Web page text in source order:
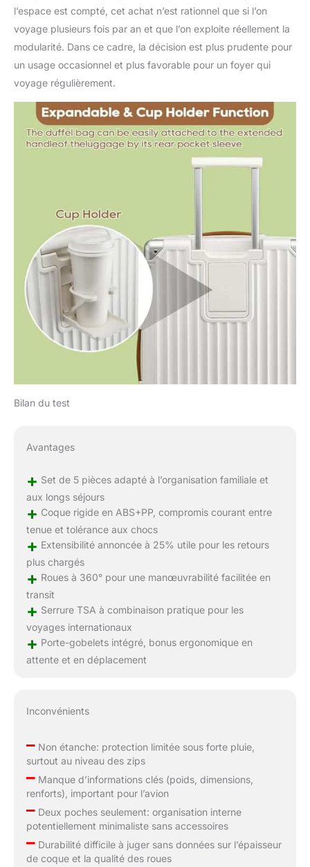
l’espace est compté, cet achat n’est rationnel que si l’on
voyage plusieurs fois par an et que l’on exploite réellement la
modularité. Dans ce cadre, la décision est plus prudente pour
un usage occasionnel et plus favorable pour un foyer qui
voyage régulièrement.
Bilan du test
Avantages
+ Set de 5 pièces adapté à l’organisation familiale et
aux longs séjours
+ Coque rigide en ABS+PP, compromis courant entre
tenue et tolérance aux chocs
+ Extensibilité annoncée à 25% utile pour les retours
plus chargés
+ Roues à 360° pour une manœuvrabilité facilitée en
transit
+ Serrure TSA à combinaison pratique pour les
voyages internationaux
+ Porte-gobelets intégré, bonus ergonomique en
attente et en déplacement
Inconvénients
–Non étanche: protection limitée sous forte pluie,
surtout au niveau des zips
–Manque d’informations clés (poids, dimensions,
renforts), important pour l’avion
–Deux poches seulement: organisation interne
potentiellement minimaliste sans accessoires
–Durabilité difficile à juger sans données sur l’épaisseur
de coque et la qualité des roues